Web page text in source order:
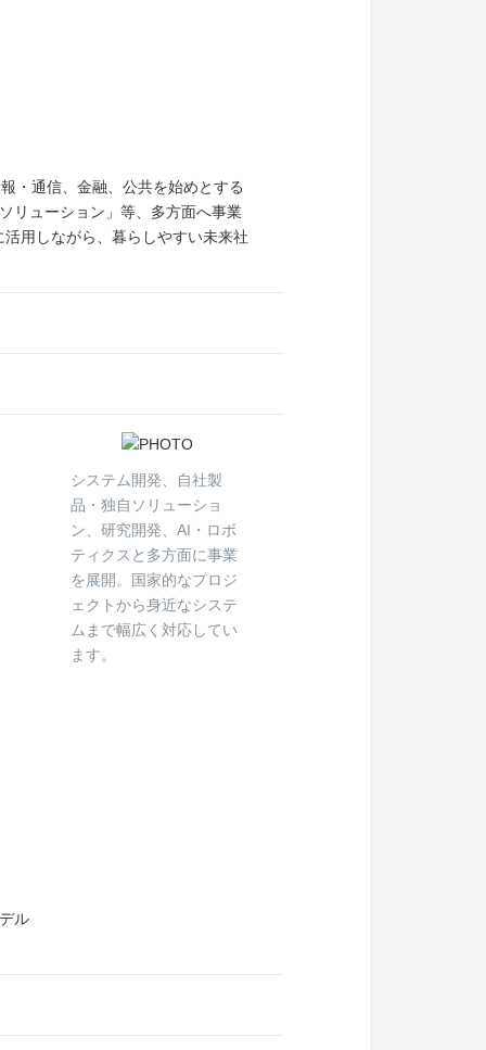
・通信、金融、公共を始めとする
リューション」等、多方面へ事業
用しながら、暮らしやすい未来社
ル
システム開発、自社製
品・独自ソリューショ
ン、研究開発、AI・ロボ
ティクスと多方面に事業
を展開。国家的なプロジ
ェクトから身近なシステ
ムまで幅広く対応してい
ます。